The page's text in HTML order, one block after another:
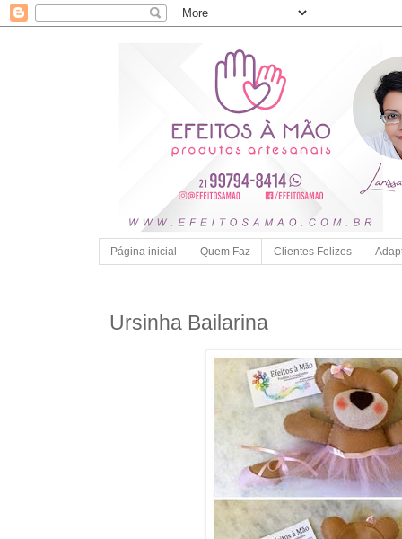
Página inicial Quem Faz Clientes Felizes
Ursinha Bailarina